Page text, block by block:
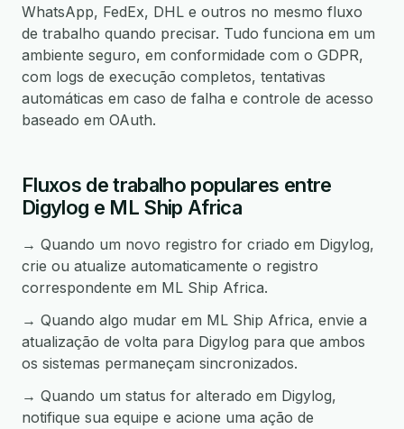
WhatsApp, FedEx, DHL e outros no mesmo fluxo
de trabalho quando precisar. Tudo funciona em um
ambiente seguro, em conformidade com o GDPR,
com logs de execução completos, tentativas
automáticas em caso de falha e controle de acesso
baseado em OAuth.
Fluxos de trabalho populares entre
Digylog e ML Ship Africa
→ Quando um novo registro for criado em Digylog,
crie ou atualize automaticamente o registro
correspondente em ML Ship Africa.
→ Quando algo mudar em ML Ship Africa, envie a
atualização de volta para Digylog para que ambos
os sistemas permaneçam sincronizados.
→ Quando um status for alterado em Digylog,
notifique sua equipe e acione uma ação de